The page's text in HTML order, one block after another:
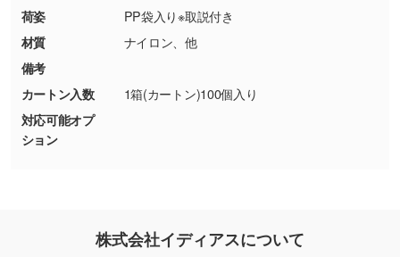
使いたいです
シンプルな背景のデータや、使いたいキャラク
ター部分の輪郭がはっきりしているデータは切
・持っているデータの背景が足りない／塗り足
しの作り方が分からない
荷姿
PP袋入り※取説付き
材質
ナイロン、他
備考
カートン入数
1箱(カートン)100個入り
対応可能オプ
ション
株式会社イディアスについて